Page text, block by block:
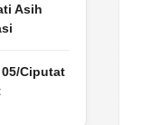
Asih
Ciputat